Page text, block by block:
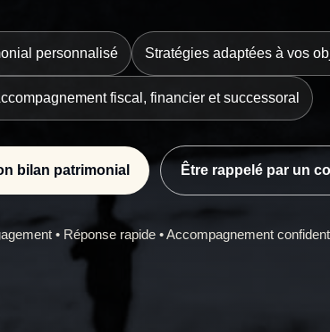
personnalisé Stratégies adaptées à vos
fiscal, financier et successoral
bilan patrimonial Être rappelé par un
• Réponse rapide • Accompagnement